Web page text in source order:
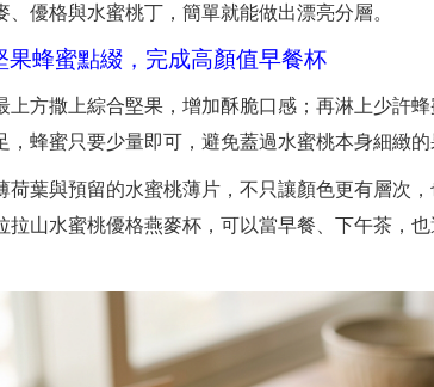
、優格與水蜜桃丁，簡單就能做出漂亮分層。
果蜂蜜點綴，完成高顏值早餐杯
上方撒上綜合堅果，增加酥脆口感；再淋上少許
，蜂蜜只要少量即可，避免蓋過水蜜桃本身細緻的
荷葉與預留的水蜜桃薄片，不只讓顏色更有層次
拉山水蜜桃優格燕麥杯，可以當早餐、下午茶，